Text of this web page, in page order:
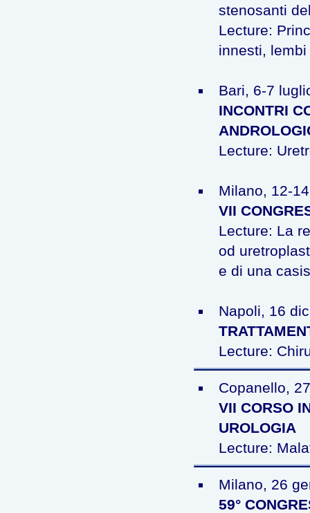
stenosanti
Lecture:
innesti,
Bari, 6-7
INCONTRI
Lecture:
Milano, 12-
VII
Lecture: La
od
e di una
Napoli, 16
Lecture:
Copanello,
VII CORSO
UROLOGIA
Lecture:
Milano, 26
59°